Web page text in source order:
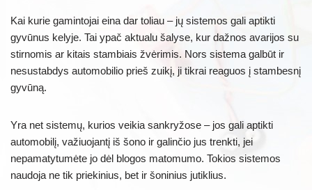
Kai kurie gamintojai eina dar toliau – jų sistemos gali aptikti
gyvūnus kelyje. Tai ypač aktualu šalyse, kur dažnos avarijos su
stirnomis ar kitais stambiais žvėrimis. Nors sistema galbūt ir
nesustabdys automobilio prieš zuikį, ji tikrai reaguos į stambesnį
gyvūną.
Yra net sistemų, kurios veikia sankryžose – jos gali aptikti
automobilį, važiuojantį iš šono ir galinčio jus trenkti, jei
nepamatytumėte jo dėl blogos matomumo. Tokios sistemos
naudoja ne tik priekinius, bet ir šoninius jutiklius.